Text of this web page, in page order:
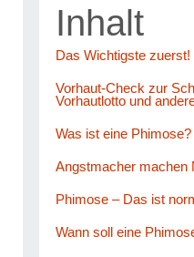
Inhalt
Das Wichtigste zuerst!
Vorhaut-Check zur
Vorhautlotto und
Was ist eine Phimose?
Angstmacher machen
Phimose – Das ist
Wann soll eine